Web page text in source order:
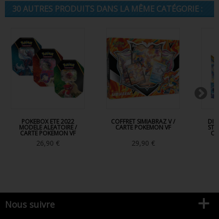
30 AUTRES PRODUITS DANS LA MÊME CATÉGORIE :
POKEBOX ETE 2022
MODELE ALEATOIRE /
CARTE POKEMON VF
26,90 €
COFFRET SIMIABRAZ V /
CARTE POKEMON VF
29,90 €
Nous suivre